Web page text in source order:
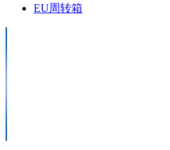
EU周转箱